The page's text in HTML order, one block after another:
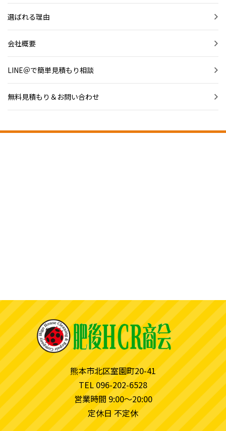
選ばれる理由
会社概要
LINE＠で簡単見積もり相談
無料見積もり＆お問い合わせ
熊本市北区室園町20-41
TEL 096-202-6528
営業時間 9:00〜20:00
定休日 不定休